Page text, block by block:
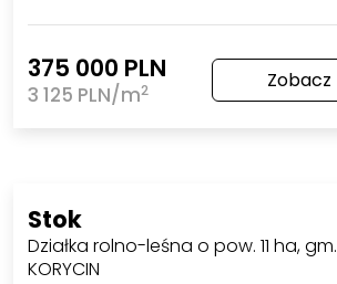
375 000 PLN
3 125 PLN/m2 Zobacz
Stok
Działka rolno-leśna o pow. 11 ha, gm.
KORYCIN